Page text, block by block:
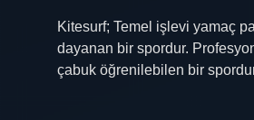
Kitesurf; Temel işlevi yamaç
dayanan bir spordur.
çabuk öğrenilebilen bir